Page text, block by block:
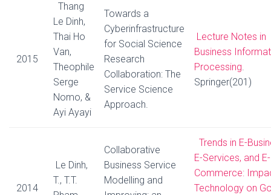
2015
Thang
Le Dinh,
Thai Ho
Van,
Theophile
Serge
Nomo, &
Ayi Ayayi
Towards a
Cyberinfrastructure
for Social Science
Research
Collaboration: The
Service Science
Approach.
Lecture Notes in
Business
Processing.
Springer(201)
2014
Le Dinh,
T., T.T.
Collaborative
Business Service
Modelling and
Trends in E-
E-Services, and E-
Commerce:
Technology on